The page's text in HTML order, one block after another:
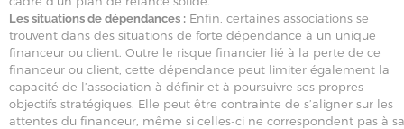
Les situations de dépendances : Enfin, certaines associations se
trouvent dans des situations de forte dépendance à un unique
financeur ou client. Outre le risque financier lié à la perte de ce
financeur ou client, cette dépendance peut limiter également la
capacité de l’association à définir et à poursuivre ses propres
objectifs stratégiques. Elle peut être contrainte de s’aligner sur les
attentes du financeur, même si celles-ci ne correspondent pas à sa